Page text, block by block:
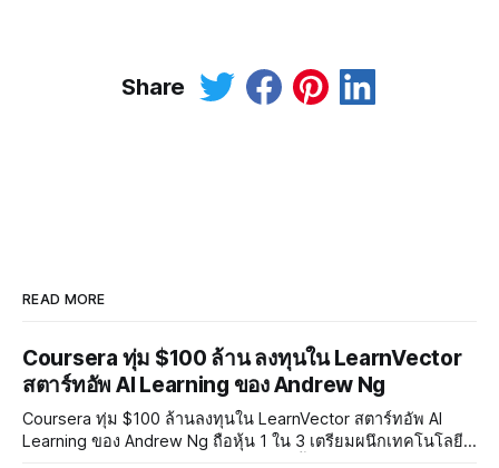
Share
READ MORE
Coursera ทุ่ม $100 ล้าน ลงทุนใน LearnVector
สตาร์ทอัพ AI Learning ของ Andrew Ng
Coursera ทุ่ม $100 ล้านลงทุนใน LearnVector สตาร์ทอัพ AI
Learning ของ Andrew Ng ถือหุ้น 1 ใน 3 เตรียมผนึกเทคโนโลยี